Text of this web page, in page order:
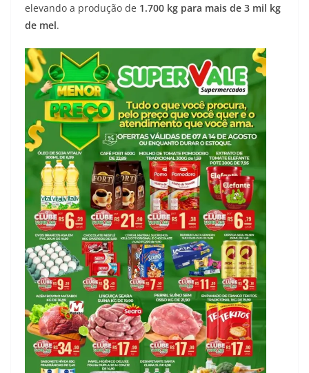
elevando a produção de 1.700 kg para mais de 3 mil kg
de mel.